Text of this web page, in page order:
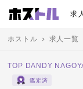
求
ホストル 求人一覧
TOP DANDY